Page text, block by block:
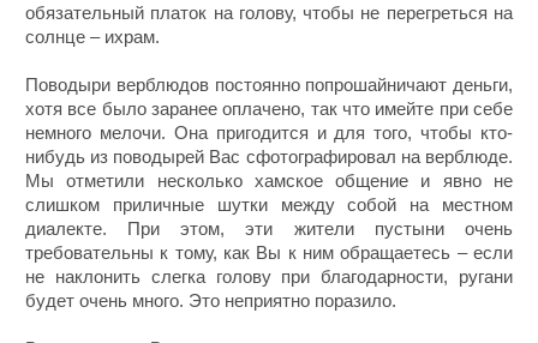
обязательный платок на голову, чтобы не перегреться на
солнце – ихрам.
Поводыри верблюдов постоянно попрошайничают деньги,
хотя все было заранее оплачено, так что имейте при себе
немного мелочи. Она пригодится и для того, чтобы кто-
нибудь из поводырей Вас сфотографировал на верблюде.
Мы отметили несколько хамское общение и явно не
слишком приличные шутки между собой на местном
диалекте. При этом, эти жители пустыни очень
требовательны к тому, как Вы к ним обращаетесь – если
не наклонить слегка голову при благодарности, ругани
будет очень много. Это неприятно поразило.